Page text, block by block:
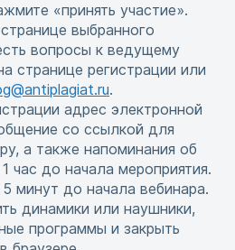
«принять участие».
выбранного
вопросы к ведущему
странице регистрации или
.
адрес электронной
со ссылкой для
а также напоминания об
час до начала мероприятия.
минут до начала вебинара.
динамики или наушники,
программы и закрыть